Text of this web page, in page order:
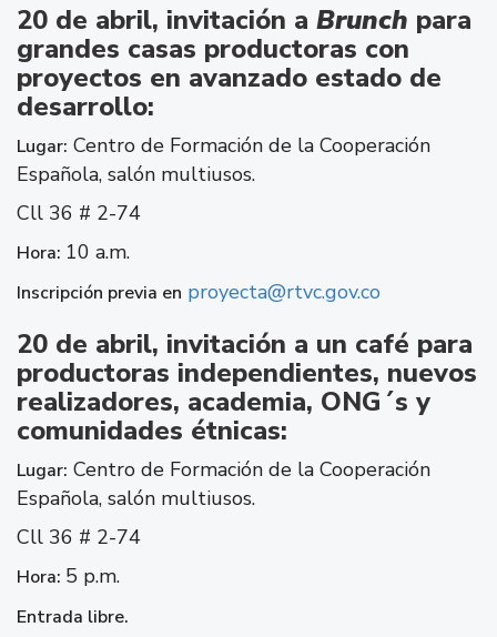
20 de abril, invitación a Brunch para
grandes casas productoras con
proyectos en avanzado estado de
desarrollo:
Lugar: Centro de Formación de la Cooperación
Española, salón multiusos.
Cll 36 # 2-74
Hora: 10 a.m.
Inscripción previa en proyecta@rtvc.gov.co
20 de abril, invitación a un café para
productoras independientes, nuevos
realizadores, academia, ONG´s y
comunidades étnicas:
Lugar: Centro de Formación de la Cooperación
Española, salón multiusos.
Cll 36 # 2-74
Hora: 5 p.m.
Entrada libre.